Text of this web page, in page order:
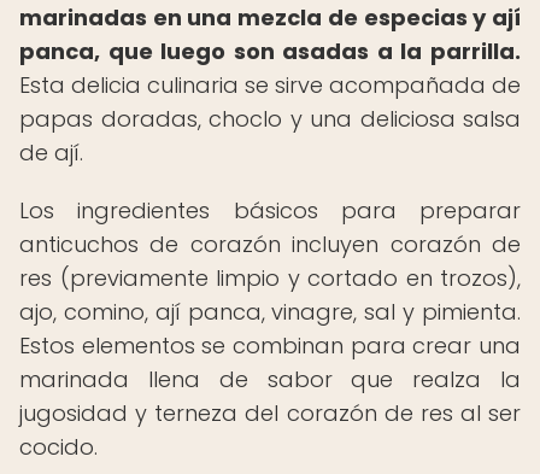
marinadas en una mezcla de especias y ají
panca, que luego son asadas a la parrilla.
Esta delicia culinaria se sirve acompañada de
papas doradas, choclo y una deliciosa salsa
de ají.
Los ingredientes básicos para preparar
anticuchos de corazón incluyen corazón de
res (previamente limpio y cortado en trozos),
ajo, comino, ají panca, vinagre, sal y pimienta.
Estos elementos se combinan para crear una
marinada llena de sabor que realza la
jugosidad y terneza del corazón de res al ser
cocido.